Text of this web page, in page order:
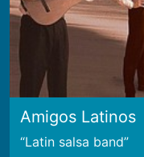
Amigos Latinos
Latin salsa band